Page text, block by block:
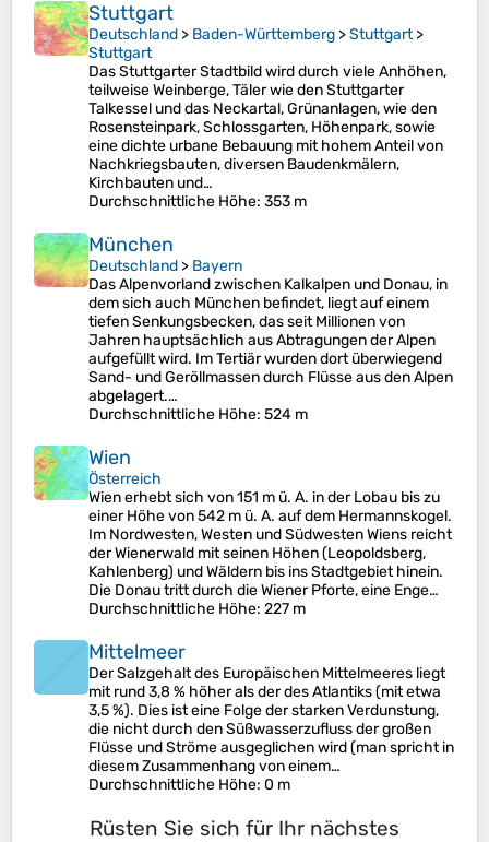
Stuttgart
Deutschland > Baden-Württemberg >Stuttgart>
Stuttgart
Das Stuttgarter Stadtbild wird durch viele Anhöhen,
teilweise Weinberge, Täler wie den Stuttgarter
Talkessel und das Neckartal, Grünanlagen, wie den
Rosensteinpark, Schlossgarten, Höhenpark, sowie
eine dichte urbane Bebauung mit hohem Anteil von
Nachkriegsbauten, diversen Baudenkmälern,
Kirchbauten und…
Durchschnittliche Höhe: 353 m
München
Deutschland > Bayern
Das Alpenvorland zwischen Kalkalpen und Donau, in
dem sich auch München befindet, liegt auf einem
tiefen Senkungsbecken, das seit Millionen von
Jahren hauptsächlich aus Abtragungen der Alpen
aufgefüllt wird. Im Tertiär wurden dort überwiegend
Sand- und Geröllmassen durch Flüsse aus den Alpen
abgelagert.…
Durchschnittliche Höhe: 524 m
Wien
Österreich
Wien erhebt sich von 151 m ü. A. in der Lobau bis zu
einer Höhe von 542 m ü. A. auf dem Hermannskogel.
Im Nordwesten, Westen und Südwesten Wiens reicht
der Wienerwald mit seinen Höhen (Leopoldsberg,
Kahlenberg) und Wäldern bis ins Stadtgebiet hinein.
Die Donau tritt durch die Wiener Pforte, eine Enge…
Durchschnittliche Höhe: 227 m
Mittelmeer
Der Salzgehalt des Europäischen Mittelmeeres liegt
mit rund 3,8 % höher als der des Atlantiks (mit etwa
3,5 %). Dies ist eine Folge der starken Verdunstung,
die nicht durch den Süßwasserzufluss der großen
Flüsse und Ströme ausgeglichen wird (man spricht in
diesem Zusammenhang von einem…
Durchschnittliche Höhe: 0 m
Rüsten Sie sich für Ihr nächstes